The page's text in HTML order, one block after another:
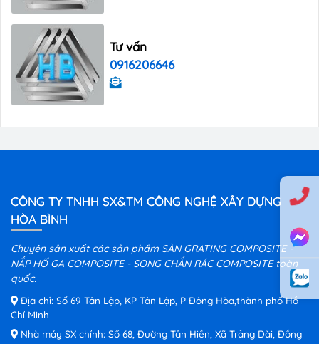
Tư vấn
0916206646
CÔNG TY TNHH SX&TM CÔNG NGHỆ XÂY DỰNG
HÒA BÌNH
Chuyên sản xuất các sản phẩm SÀN GRATING COMPOSITE -
NẮP HỐ GA COMPOSITE - SONG CHẮN RÁC COMPOSITE toàn
quốc.
Địa chỉ: Số 69 Tân Lập, KP Tân Lập, P Đông Hòa,thành phố Hồ
Chí Minh
Nhà máy SX chính: Số 68, Đường Tân Hiền, Xã Trảng Dài, Đồng